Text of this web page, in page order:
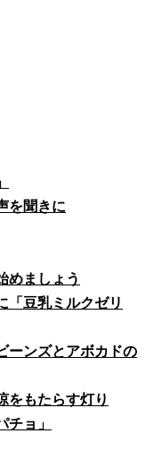
を聞きに
めましょう
「豆乳ミルクゼリ
ーンズとアボカドの
もたらす灯り
ョ」